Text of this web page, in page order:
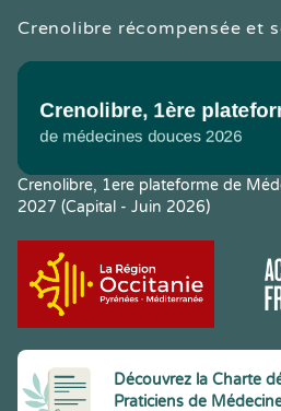
Crenolibre récompensée et
Crenolibre, 1ere plateforme de
2027 (Capital - Juin 2026)
Découvrez la Charte
Praticiens de